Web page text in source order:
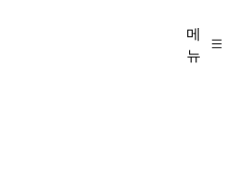
메
뉴